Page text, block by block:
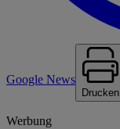
Google News
Drucken
Werbung